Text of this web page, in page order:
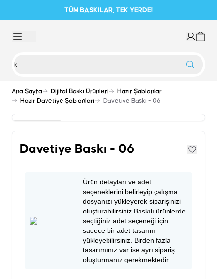
TÜM BASKILAR, TEK YERDE!
Ana Sayfa Dijital Baskı Ürünleri
Hazır Şablonlar
Hazır Davetiye Şablonları
Davetiye Baskı - 06
Davetiye Baskı - 06
Ürün detayları ve adet
seçeneklerini belirleyip çalışma
dosyanızı yükleyerek siparişinizi
oluşturabilirsiniz.Baskılı ürünlerde
seçtiğiniz adet seçeneği için
sadece bir adet tasarım
yükleyebilirsiniz. Birden fazla
tasarımınız var ise ayrı sipariş
oluşturmanız gerekmektedir.